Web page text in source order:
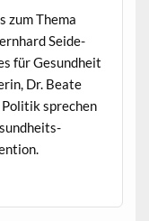
zum The­ma
Sei­de­
für Gesund­heit
Dr. Beate
sprechen